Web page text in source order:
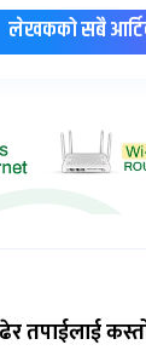
लेखकको सबै
तपाईलाई